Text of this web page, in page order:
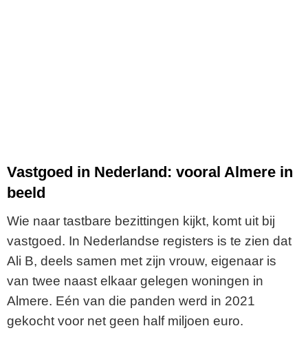
Vastgoed in Nederland: vooral Almere in
beeld
Wie naar tastbare bezittingen kijkt, komt uit bij
vastgoed. In Nederlandse registers is te zien dat
Ali B, deels samen met zijn vrouw, eigenaar is
van twee naast elkaar gelegen woningen in
Almere. Eén van die panden werd in 2021
gekocht voor net geen half miljoen euro.